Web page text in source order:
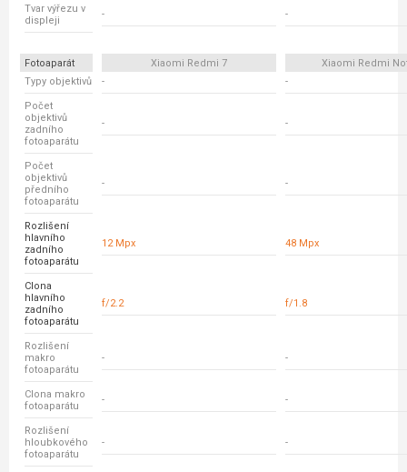
Tvar výřezu v
displeji
- -
Fotoaparát Xiaomi Redmi 7
Xiaomi Redmi
Typy objektivů
- -
Počet
objektivů
zadního
fotoaparátu
- -
Počet
objektivů
předního
fotoaparátu
- -
Rozlišení
hlavního
zadního
fotoaparátu
12 Mpx 48 Mpx
Clona
hlavního
zadního
fotoaparátu
f/2.2 f/1.8
Rozlišení
makro
fotoaparátu
- -
Clona makro
fotoaparátu
- -
Rozlišení
hloubkového
fotoaparátu
- -